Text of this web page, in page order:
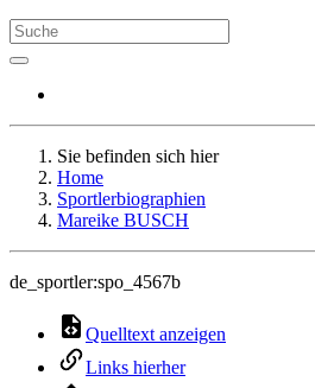
Sie befinden sich hier
Home
Sportlerbiographien
Mareike BUSCH
de_sportler:spo_4567b
Quelltext anzeigen
Links hierher